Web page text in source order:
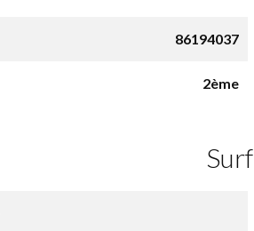
86194037
2ème